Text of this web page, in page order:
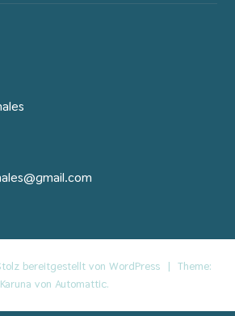
bereitgestellt von WordPress | Theme:
Karuna von Automattic.